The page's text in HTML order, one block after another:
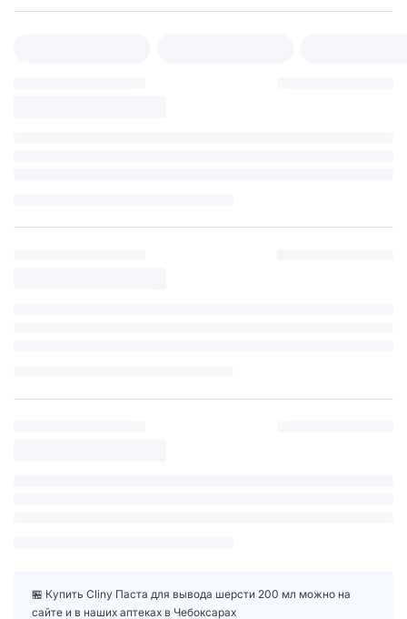
🏪 Купить Cliny Паста для вывода шерсти 200 мл можно на
сайте и в наших аптеках в Чебоксарах